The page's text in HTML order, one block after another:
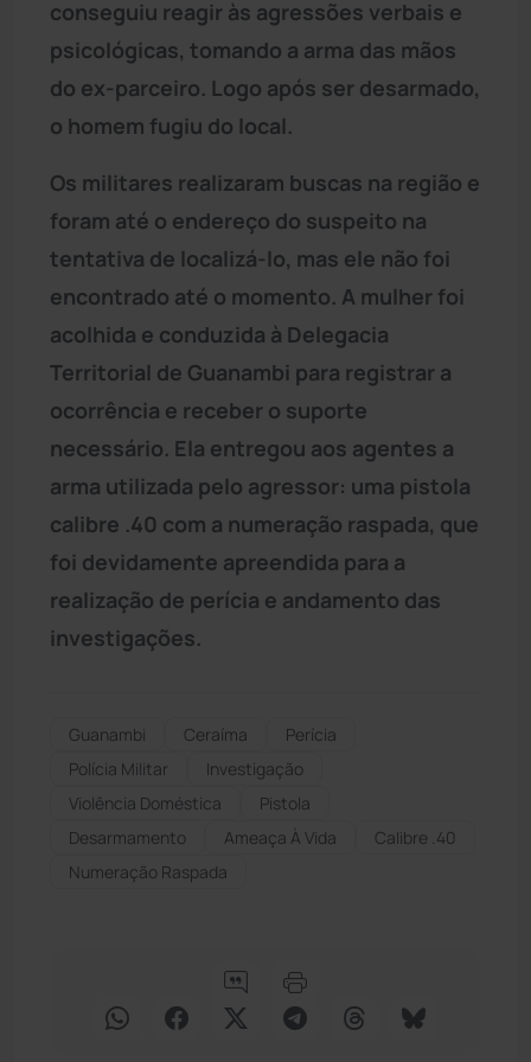
conseguiu reagir às agressões verbais e
psicológicas, tomando a arma das mãos
do ex-parceiro. Logo após ser desarmado,
o homem fugiu do local.
Os militares realizaram buscas na região e
foram até o endereço do suspeito na
tentativa de localizá-lo, mas ele não foi
encontrado até o momento. A mulher foi
acolhida e conduzida à Delegacia
Territorial de Guanambi para registrar a
ocorrência e receber o suporte
necessário. Ela entregou aos agentes a
arma utilizada pelo agressor: uma pistola
calibre .40 com a numeração raspada, que
foi devidamente apreendida para a
realização de perícia e andamento das
investigações.
Guanambi Ceraíma
Perícia
Polícia Militar
Investigação
Violência Doméstica
Pistola
Desarmamento
Ameaça À Vida
Calibre .40
Numeração Raspada